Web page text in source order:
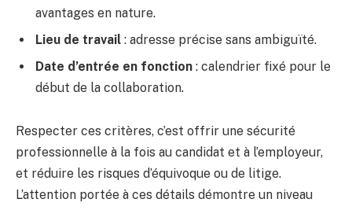
avantages en nature.
Lieu de travail : adresse précise sans ambiguïté.
Date d’entrée en fonction : calendrier fixé pour le
début de la collaboration.
Respecter ces critères, c’est offrir une sécurité
professionnelle à la fois au candidat et à l’employeur,
et réduire les risques d’équivoque ou de litige.
L’attention portée à ces détails démontre un niveau